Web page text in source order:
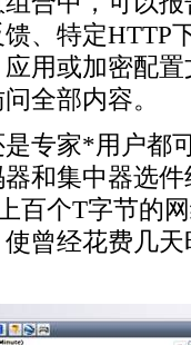
、特定HTTP
用或加密配
全部内容。
专家*用户都
和集中器选
百个T字节的
曾经花费几